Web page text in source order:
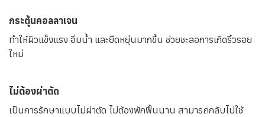
กระตุ้นคอลลาเจน
ทำให้ผิวแข็งแรง อิ่มน้ำ และยืดหยุ่นมากขึ้น ช่วยชะลอการเกิดริ้วรอย
ใหม่
ไม่ต้องผ่าตัด
เป็นการรักษาแบบไม่ผ่าตัด ไม่ต้องพักฟื้นนาน สามารถกลับไปใช้